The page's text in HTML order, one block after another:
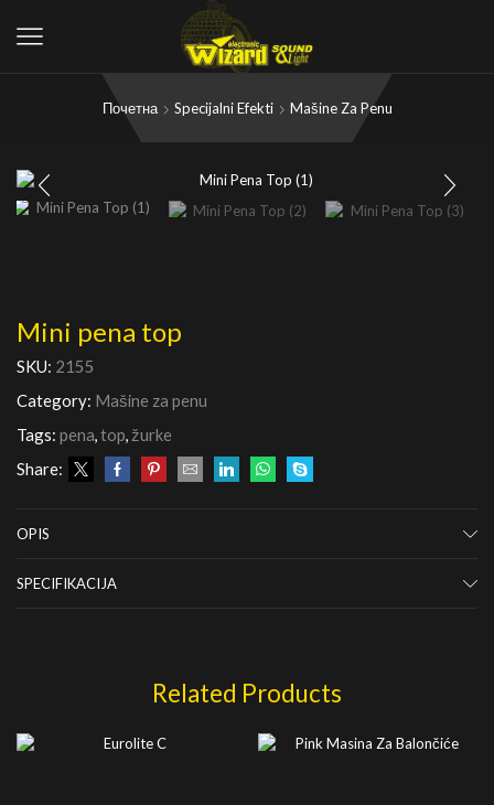
Почетна Specijalni Efekti Mašine Za Penu
Mini pena top
SKU: 2155
Category: Mašine za penu
Tags: pena,top, žurke
Share:
OPIS
SPECIFIKACIJA
Related Products